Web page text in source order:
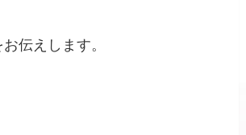
伝えします。